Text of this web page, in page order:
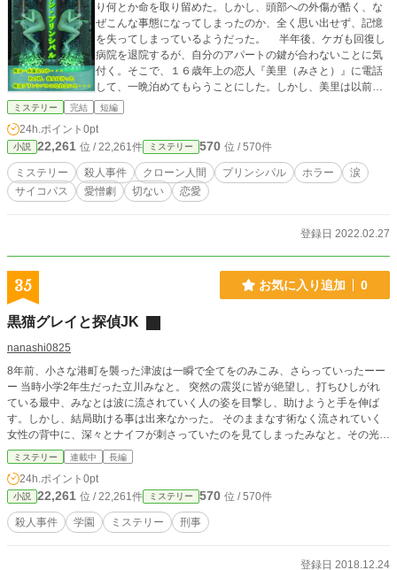
り何とか命を取り留めた。しかし、頭部への外傷が酷く、な
ぜこんな事態になってしまったのか、全く思い出せず、記憶
を失ってしまっているようだった。 半年後、ケガも回復し
病院を退院するが、自分のアパートの鍵が合わないことに気
付く。そこで、１６歳年上の恋人『美里（みさと）』に電話
して、一晩泊めてもらうことにした。しかし、美里は以前の
ように一馬と接しず、どこか余所余所しい感じになってい
病院へ通院した時に、産婦人科の診察室から出てくる美里を
発見する。その隣には、なぜか自分にそっくりの青年がい
た……。 クローンの秘密……。 もし、あなたがクローン
の方だったら…。そんな事実受け入れられますか…？ そこ
のあなた、本当にあなたは本物ですか…？ 愛するが故、憎
ミステリー 完結 短編
24h.ポイント 0pt
小説 22,261 位 / 22,261件 ミステリー 570 位 / 570件
ミステリー 殺人事件 クローン人間 プリンシパル ホラー
涙
サイコパス
愛憎劇 切ない 恋愛
登録日 2022.02.27
35 お気に入り追加 0
黒猫グレイと探偵JK
nanashi0825
8年前、小さな港町を襲った津波は一瞬で全てをのみこみ、さらっていったーー
ー 当時小学2年生だった立川みなと。 突然の震災に皆が絶望し、打ちひしがれ
ている最中、みなとは波に流されていく人の姿を目撃し、助けようと手を伸ば
す。しかし、結局助ける事は出来なかった。 そのままなす術なく流されていく
女性の背中に、深々とナイフが刺さっていたのを見てしまったみなと。その光景
は心に深く刻み込まれ、決して消える事がなかった。 女子高生になったみなと
は駅前にできた小さな探偵事務所でアルバイトを始める。肝心の探偵は昼寝ばか
りしていて残念ながらあまり頼りにならない。彼女の死の真相を探るため動き出
したみなと。 小さな港町で起こった殺人事件の犯人は一体誰なのか？みなとが
たどり着く衝撃の真実とはーーー
ミステリー 連載中 長編
24h.ポイント 0pt
小説 22,261 位 / 22,261件 ミステリー 570 位 / 570件
殺人事件 学園 ミステリー 刑事
登録日 2018.12.24